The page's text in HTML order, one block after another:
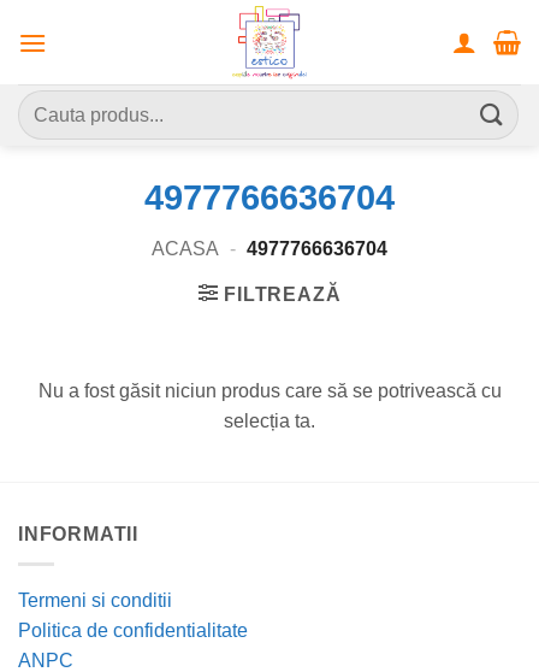
Caută
după:
4977766636704
ACASA - 4977766636704
FILTREAZĂ
Nu a fost găsit niciun produs care să se potrivească cu
selecția ta.
INFORMATII
Termeni si conditii
Politica de confidentialitate
ANPC